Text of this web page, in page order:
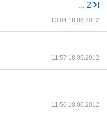
... 2
13:04 18.06.2012
11:57 18.06.2012
11:50 18.06.2012